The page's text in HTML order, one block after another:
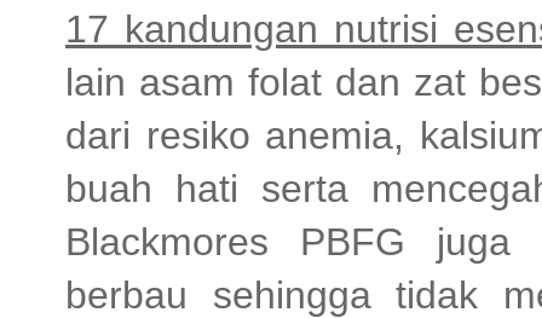
17 kandungan nutrisi
lain asam folat dan zat
dari resiko anemia,
buah hati serta
Blackmores PBFG juga
berbau sehingga tidak